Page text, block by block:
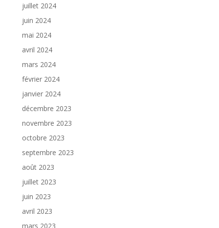
juillet 2024
juin 2024
mai 2024
avril 2024
mars 2024
février 2024
janvier 2024
décembre 2023
novembre 2023
octobre 2023
septembre 2023
août 2023
juillet 2023
juin 2023
avril 2023
mars 2023